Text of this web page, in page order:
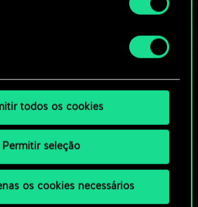
todos os cookies
Permitir seleção
os cookies necessários